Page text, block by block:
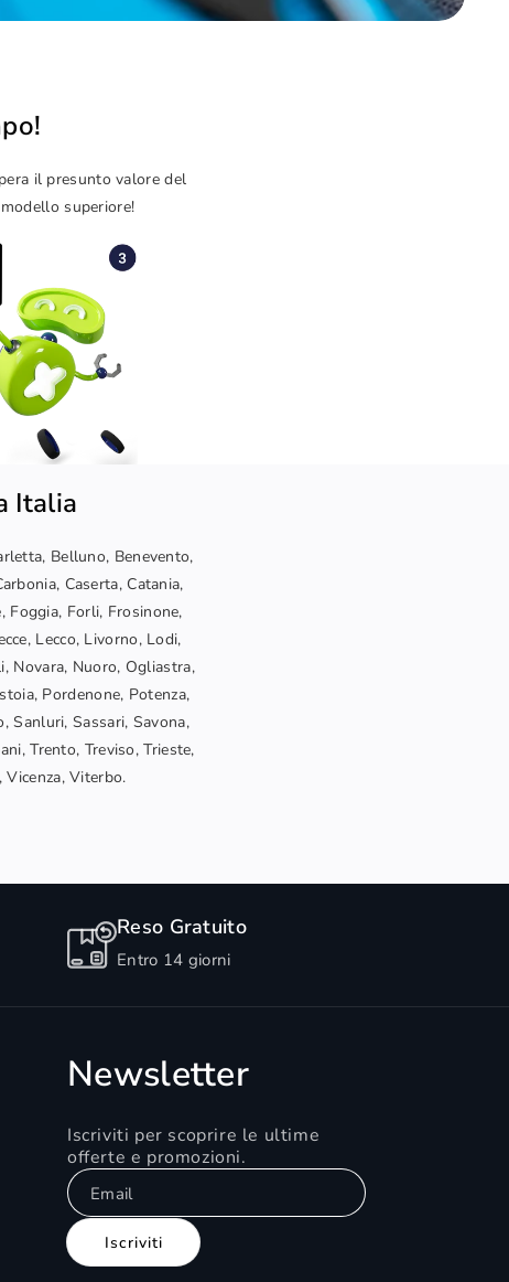
il presunto valore del
superiore!
Italia
Belluno, Benevento,
Caserta, Catania,
Foggia, Forli, Frosinone,
Lecco, Livorno, Lodi,
Novara, Nuoro, Ogliastra,
Pordenone, Potenza,
Sanluri, Sassari, Savona,
Trento, Treviso, Trieste,
Vicenza, Viterbo.
Reso Gratuito
Entro 14 giorni
Newsletter
Iscriviti per scoprire le ultime
offerte e promozioni.
Email
Iscriviti